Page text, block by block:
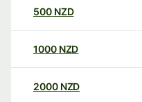
500 NZD
1000 NZD
2000 NZD